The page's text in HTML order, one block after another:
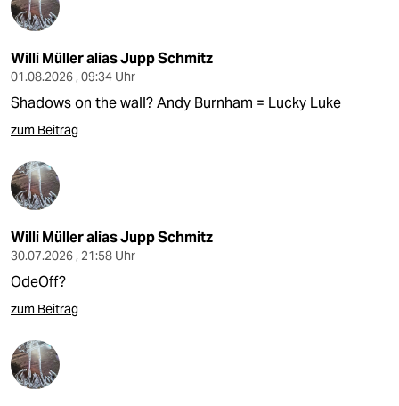
Willi Müller alias Jupp Schmitz
01.08.2026 , 09:34 Uhr
Shadows on the wall? Andy Burnham = Lucky Luke
zum Beitrag
Willi Müller alias Jupp Schmitz
30.07.2026 , 21:58 Uhr
OdeOff?
zum Beitrag